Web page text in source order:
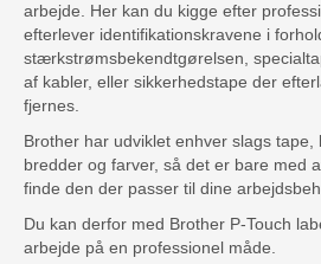
arbejde. Her kan du kigge efter
efterlever identifikationskravene i
stærkstrømsbekendtgørelsen,
af kabler, eller sikkerhedstape der
fjernes.
Brother har udviklet enhver slags tape,
bredder og farver, så det er bare med
finde den der passer til dine
Du kan derfor med Brother P-Touch
arbejde på en professionel måde.